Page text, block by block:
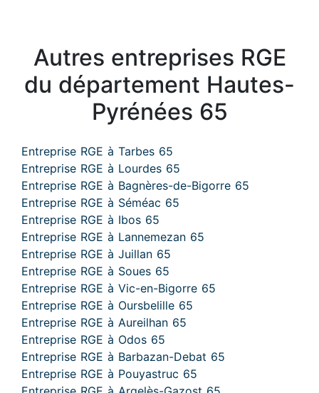
Autres entreprises RGE
du département Hautes-
Pyrénées 65
Entreprise RGE à Tarbes 65
Entreprise RGE à Lourdes 65
Entreprise RGE à Bagnères-de-Bigorre 65
Entreprise RGE à Séméac 65
Entreprise RGE à Ibos 65
Entreprise RGE à Lannemezan 65
Entreprise RGE à Juillan 65
Entreprise RGE à Soues 65
Entreprise RGE à Vic-en-Bigorre 65
Entreprise RGE à Oursbelille 65
Entreprise RGE à Aureilhan 65
Entreprise RGE à Odos 65
Entreprise RGE à Barbazan-Debat 65
Entreprise RGE à Pouyastruc 65